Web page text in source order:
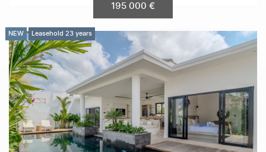
195 000 €
NEW Leasehold 23 years